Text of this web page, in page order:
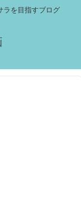
ラを目指すブログ